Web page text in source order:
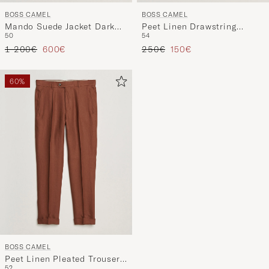
BOSS CAMEL
Mando Suede Jacket Dark
Blue
50
Regulärer Preis
1 200€ Reduzierter Preis
600€
BOSS CAMEL
Peet Linen Drawstring
Shorts Open White
54
Regulärer Preis
250€ Reduzierter Preis
150€
60%
BOSS CAMEL
Peet Linen Pleated Trousers